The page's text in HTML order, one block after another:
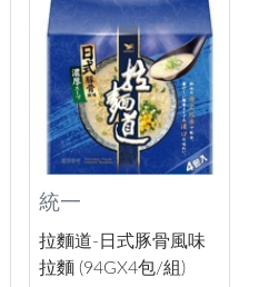
統一
拉麵道-日式豚骨風味
拉麵 (94GX4包/組)